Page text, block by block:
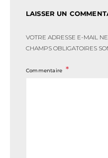
LAISSER UN
VOTRE ADRESSE E-MAIL
CHAMPS OBLIGATOIRES
Commentaire